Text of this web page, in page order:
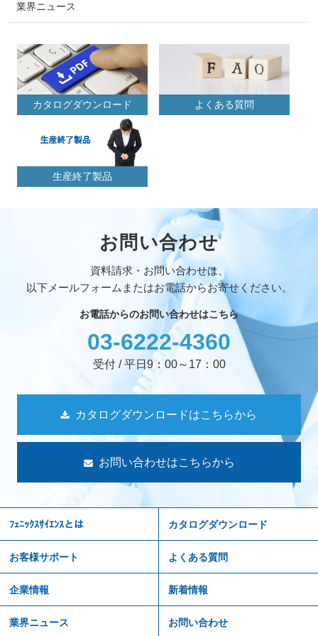
業界ニュース
カタログダウンロード よくある質問
生産終了製品
お問い合わせ
資料請求・お問い合わせは、
以下メールフォームまたはお電話からお寄せください。
お電話からのお問い合わせはこちら
03-6222-4360
受付 / 平日9：00～17：00
カタログダウンロードはこちらから
お問い合わせはこちらから
ﾌｪﾆｯｸｽｻｲｴﾝｽとは カタログダウンロード
お客様サポート よくある質問
企業情報 新着情報
業界ニュース お問い合わせ